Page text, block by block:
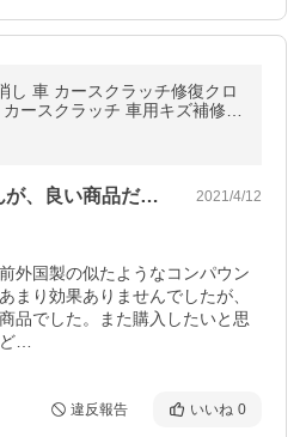
し 車 カースクラッチ修復クロ
ースクラッチ 車用キズ補修タ
タオル クルマ キズ消し
まだ使ってはいませんが、良い商品だと思… 2021/4/12
外国製の似たようなコンパウン
まり効果ありませんでしたが、
品でした。また購入したいと思
…
違反報告 いいね 0